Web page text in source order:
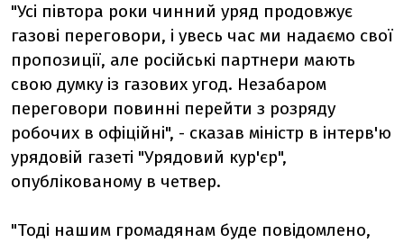
"Усі півтора роки чинний уряд продовжує
газові переговори, і увесь час ми надаємо свої
пропозиції, але російські партнери мають
свою думку із газових угод. Незабаром
переговори повинні перейти з розряду
робочих в офіційні", - сказав міністр в інтерв'ю
урядовій газеті "Урядовий кур'єр",
опублікованому в четвер.
"Тоді нашим громадянам буде повідомлено,